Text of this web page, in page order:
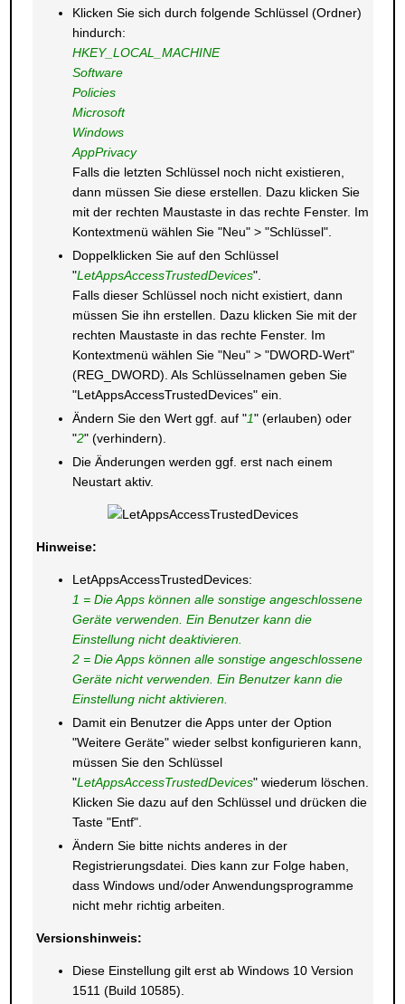
Klicken Sie sich durch folgende Schlüssel (Ordner)
hindurch:
HKEY_LOCAL_MACHINE
Software
Policies
Microsoft
Windows
AppPrivacy
Falls die letzten Schlüssel noch nicht existieren,
dann müssen Sie diese erstellen. Dazu klicken Sie
mit der rechten Maustaste in das rechte Fenster. Im
Kontextmenü wählen Sie "Neu" > "Schlüssel".
Doppelklicken Sie auf den Schlüssel
"LetAppsAccessTrustedDevices".
Falls dieser Schlüssel noch nicht existiert, dann
müssen Sie ihn erstellen. Dazu klicken Sie mit der
rechten Maustaste in das rechte Fenster. Im
Kontextmenü wählen Sie "Neu" > "DWORD-Wert"
(REG_DWORD). Als Schlüsselnamen geben Sie
"LetAppsAccessTrustedDevices" ein.
Ändern Sie den Wert ggf. auf "1" (erlauben) oder
"2" (verhindern).
Die Änderungen werden ggf. erst nach einem
Neustart aktiv.
Hinweise:
LetAppsAccessTrustedDevices:
1 = Die Apps können alle sonstige angeschlossene
Geräte verwenden. Ein Benutzer kann die
Einstellung nicht deaktivieren.
2 = Die Apps können alle sonstige angeschlossene
Geräte nicht verwenden. Ein Benutzer kann die
Einstellung nicht aktivieren.
Damit ein Benutzer die Apps unter der Option
"Weitere Geräte" wieder selbst konfigurieren kann,
müssen Sie den Schlüssel
"LetAppsAccessTrustedDevices" wiederum löschen.
Klicken Sie dazu auf den Schlüssel und drücken die
Taste "Entf".
Ändern Sie bitte nichts anderes in der
Registrierungsdatei. Dies kann zur Folge haben,
dass Windows und/oder Anwendungsprogramme
nicht mehr richtig arbeiten.
Versionshinweis:
Diese Einstellung gilt erst ab Windows 10 Version
1511 (Build 10585).